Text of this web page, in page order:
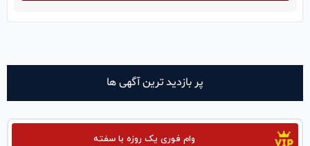
پر بازدید ترین آگهی ها
وام فوری یک روزه با سفته